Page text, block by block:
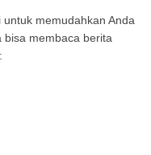
memudahkan Anda
bisa membaca berita